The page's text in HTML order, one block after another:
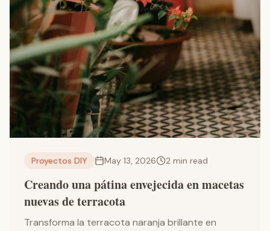
Proyectos DIY May 13, 2026 2 min read
Creando una pátina envejecida en macetas
nuevas de terracota
Transforma la terracota naranja brillante en